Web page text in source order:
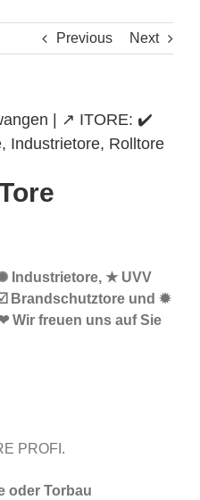
Previous Next
| ↗️ ITORE: ✔️
Industrietore, Rolltore
Industrietore, ★ UVV
Brandschutztore und ✹
Wir freuen uns auf Sie
PROFI.
oder Torbau